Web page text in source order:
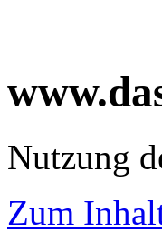
Nutzung
Zum